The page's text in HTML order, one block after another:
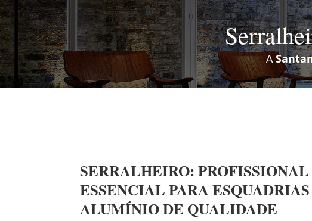
A
SERRALHEIRO: PROFISSIONAL
ESSENCIAL PARA
ALUMÍNIO DE QUALIDADE